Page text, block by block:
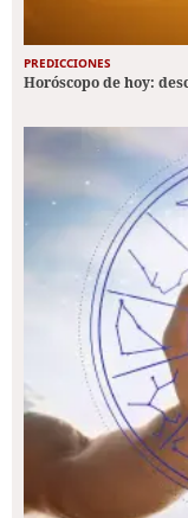
PREDICCIONES
Horóscopo de hoy: